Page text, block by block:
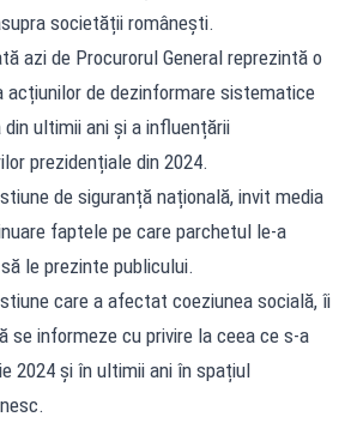
societății românești.
azi de Procurorul General reprezintă o
acțiunilor de dezinformare sistematice
din ultimii ani și a influențării
prezidențiale din 2024.
de siguranță națională, invit media
faptele pe care parchetul le-a
le prezinte publicului.
care a afectat coeziunea socială, îi
se informeze cu privire la ceea ce s-a
2024 și în ultimii ani în spațiul